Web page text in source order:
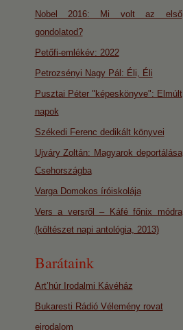
Nobel 2016: Mi volt az első
gondolatod?
Petőfi-emlékév: 2022
Petrozsényi Nagy Pál: Éli, Éli
Pusztai Péter "képeskönyve": Elmúlt
napok
Székedi Ferenc dedikált könyvei
Ujváry Zoltán: Magyarok deportálása
Csehországba
Varga Domokos íróiskolája
Vers a versről – Káfé főnix módra
(költészet napi antológia, 2013)
Barátaink
Art’húr Irodalmi Kávéház
Bukaresti Rádió Vélemény rovat
eirodalom